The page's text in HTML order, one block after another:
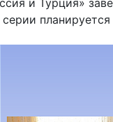
и Турция»